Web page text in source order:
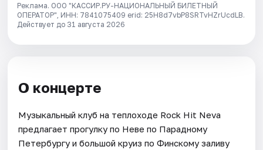
Реклама. ООО "КАССИР.РУ-НАЦИОНАЛЬНЫЙ БИЛЕТНЫЙ
ОПЕРАТОР", ИНН: 7841075409 erid: 25H8d7vbP8SRTvHZrUcdLB.
Действует до 31 августа 2026
О концерте
Музыкальный клуб на теплоходе Rock Hit Neva
предлагает прогулку по Неве по Парадному
Петербургу и большой круиз по Финскому заливу